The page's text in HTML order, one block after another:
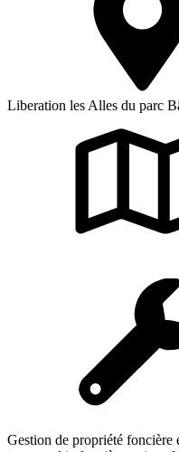
Liberation les Alles du parc
Gestion de propriété foncière